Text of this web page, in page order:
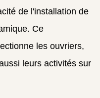
de l'installation de
Ce
les ouvriers,
leurs activités sur